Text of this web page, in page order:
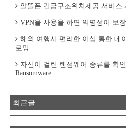
알뜰폰 긴급구조위치제공 서비스
VPN을 사용을 하면 익명성이 보
해외 여행시 편리한 이심 통한 데
로밍
자신이 걸린 랜섬웨어 종류를 확
Ransomware
최근글